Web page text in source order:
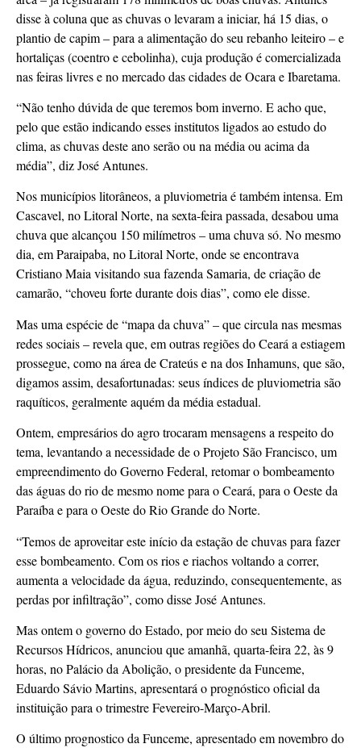
disse à coluna que as chuvas o levaram a iniciar, há 15 dias, o
plantio de capim – para a alimentação do seu rebanho leiteiro – e
hortaliças (coentro e cebolinha), cuja produção é comercializada
nas feiras livres e no mercado das cidades de Ocara e Ibaretama.
“Não tenho dúvida de que teremos bom inverno. E acho que,
pelo que estão indicando esses institutos ligados ao estudo do
clima, as chuvas deste ano serão ou na média ou acima da
média”, diz José Antunes.
Nos municípios litorâneos, a pluviometria é também intensa. Em
Cascavel, no Litoral Norte, na sexta-feira passada, desabou uma
chuva que alcançou 150 milímetros – uma chuva só. No mesmo
dia, em Paraipaba, no Litoral Norte, onde se encontrava
Cristiano Maia visitando sua fazenda Samaria, de criação de
camarão, “choveu forte durante dois dias”, como ele disse.
Mas uma espécie de “mapa da chuva” – que circula nas mesmas
redes sociais – revela que, em outras regiões do Ceará a estiagem
prossegue, como na área de Crateús e na dos Inhamuns, que são,
digamos assim, desafortunadas: seus índices de pluviometria são
raquíticos, geralmente aquém da média estadual.
Ontem, empresários do agro trocaram mensagens a respeito do
tema, levantando a necessidade de o Projeto São Francisco, um
empreendimento do Governo Federal, retomar o bombeamento
das águas do rio de mesmo nome para o Ceará, para o Oeste da
Paraíba e para o Oeste do Rio Grande do Norte.
“Temos de aproveitar este início da estação de chuvas para fazer
esse bombeamento. Com os rios e riachos voltando a correr,
aumenta a velocidade da água, reduzindo, consequentemente, as
perdas por infiltração”, como disse José Antunes.
Mas ontem o governo do Estado, por meio do seu Sistema de
Recursos Hídricos, anunciou que amanhã, quarta-feira 22, às 9
horas, no Palácio da Abolição, o presidente da Funceme,
Eduardo Sávio Martins, apresentará o prognóstico oficial da
instituição para o trimestre Fevereiro-Março-Abril.
O último prognostico da Funceme, apresentado em novembro do